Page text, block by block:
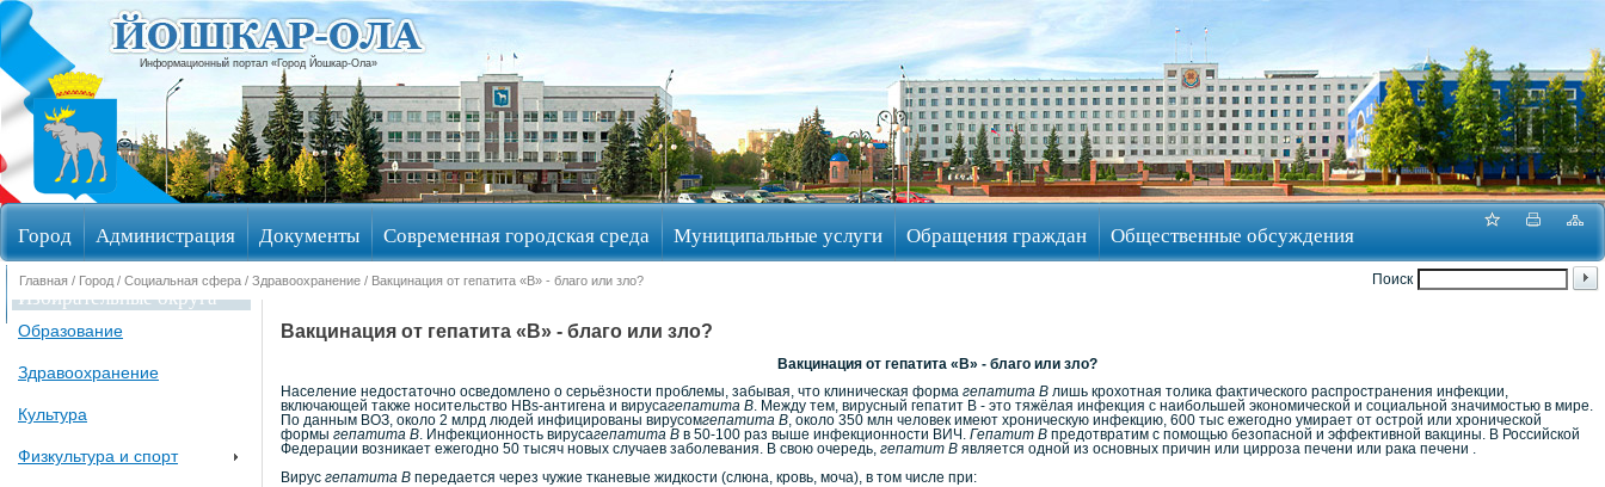
Информационный портал «Город Йошкар-Ола»
Город Администрация Документы Современная городская среда Муниципальные услуги Обращения граждан Общественные обсуждения
Избирательные округа
Поиск
Главная / Город / Социальная сфера / Здравоохранение / Вакцинация от гепатита «В» - благо или зло?
Образование
Здравоохранение
Культура
Физкультура и спорт
Вакцинация от гепатита «В» - благо или зло?
Вакцинация от гепатита «В» - благо или зло?
Население недостаточно осведомлено о серьёзности проблемы, забывая, что клиническая форма гепатита В лишь крохотная толика фактического распространения инфекции,
включающей также носительство HBs-антигена и вирусагепатита B . Между тем, вирусный гепатит В - это тяжёлая инфекция с наибольшей экономической и социальной значимостью в мире.
По данным ВОЗ, около 2 млрд людей инфицированы вирусомгепатита В , около 350 млн человек имеют хроническую инфекцию, 600 тыс ежегодно умирает от острой или хронической
формы гепатита В . Инфекционность вирусагепатита В в 50-100 раз выше инфекционности ВИЧ. Гепатит В предотвратим с помощью безопасной и эффективной вакцины. В Российской
Федерации возникает ежегодно 50 тысяч новых случаев заболевания. В свою очередь, гепатит В является одной из основных причин или цирроза печени или рака печени .
Вирус гепатита В передается через чужие тканевые жидкости (слюна, кровь, моча), в том числе при: